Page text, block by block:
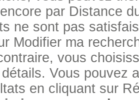
encore par Distance
ne sont pas
Modifier ma
vous
Vous pouvez
en cliquant sur